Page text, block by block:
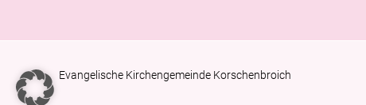
Evangelische Kirchengemeinde Korschenbroich